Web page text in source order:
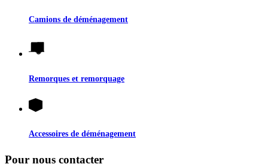
Camions de déménagement
Remorques et remorquage
Accessoires de déménagement
Pour nous contacter